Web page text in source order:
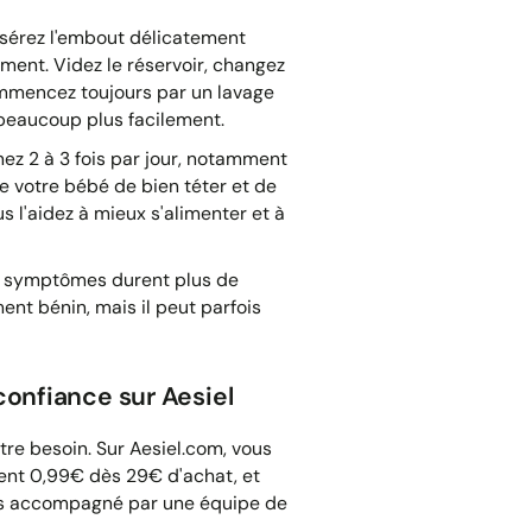
l'embout délicatement
Videz le réservoir, changez
toujours par un lavage
plus facilement.
2 à 3 fois par jour, notamment
votre bébé de bien téter et de
l'aidez à mieux s'alimenter et à
durent plus de
bénin, mais il peut parfois
sur Aesiel
besoin. Sur Aesiel.com, vous
0,99€ dès 29€ d'achat, et
par une équipe de